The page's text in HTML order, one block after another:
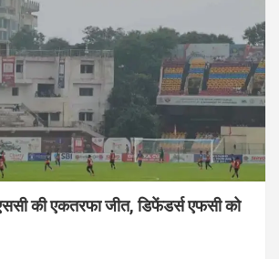
की एकतरफा जीत, डिफेंडर्स एफसी को